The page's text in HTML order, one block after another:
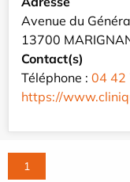
Avenue du
13700
Contact(s)
Téléphone : 04 42
https://
1